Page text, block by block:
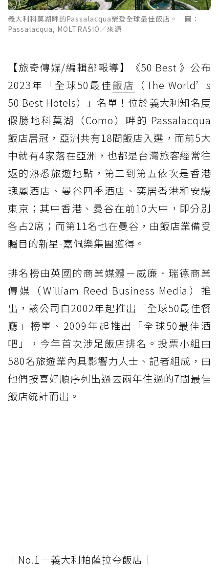
義大利科莫湖畔的Passalacqua榮登全球最佳飯店。 圖：
Passalacqua, MOLTRASIO／來源
【旅奇傳媒/編輯部報導】《50 Best 》公布
2023年「全球50最佳飯店
（The World’s
50 Best Hotels）」名單！位於義大利知名度
假勝地科莫湖（Como）畔的 Passalacqua
飯店居冠，亞洲共有18間飯店入選，而前5大
中就有4家落在亞洲，也都是台灣旅客經常往
返的熟悉旅遊地點，第二到第五依次是香港
瑰麗酒店、曼谷四季酒店、奕居香港和安縵
東京；其中香港、曼谷在前10大中，即分別
各占2席；而第11名也在曼谷，由飯店業備受
矚目的新星-嘉佩樂集團獲得。
排名榜由英國的商業媒體－威廉．瑞德商業
傳媒（William Reed Business Media）推
出，該公司自2002年起推出「全球50最佳餐
廰」榜單、2009年起推出「全球50最佳酒
吧」，今年首次涉足飯店排名。投票小組由
580名旅遊業內具影響力人士、記者組成，由
他們按喜好順序列出過去兩年住過的7間最佳
飯店統計而出。
│No.1－義大利帕薩拉夸飯店│